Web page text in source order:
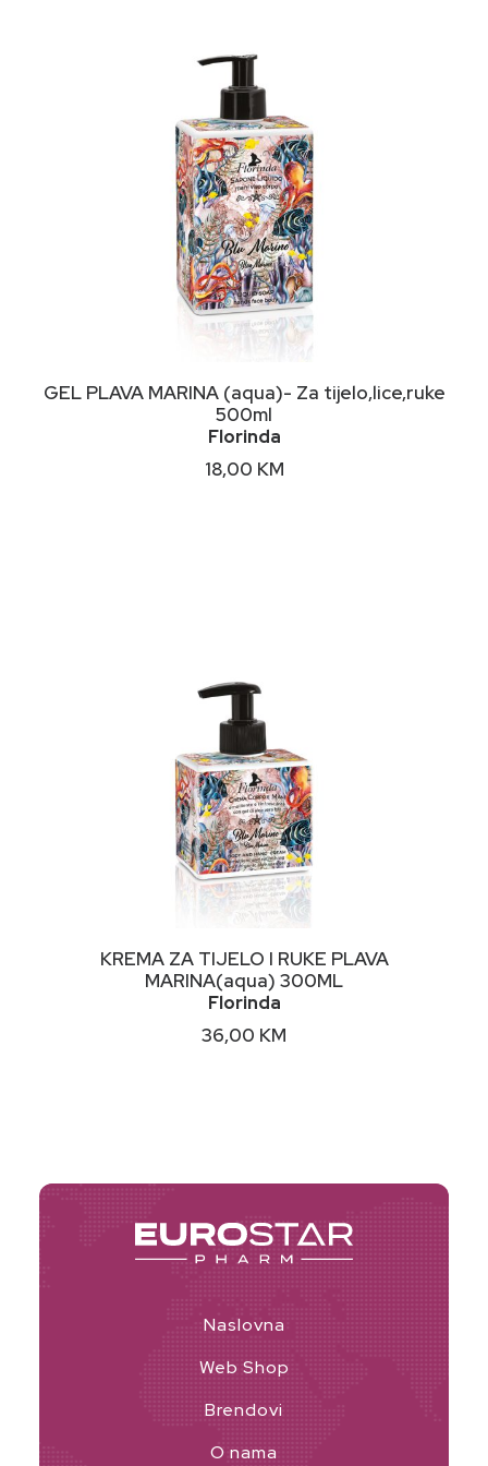
DODAJ U KORPU
GEL PLAVA MARINA (aqua)- Za tijelo,lice,ruke
500ml
Florinda
18,00 KM
DODAJ U KORPU
KREMA ZA TIJELO I RUKE PLAVA
MARINA(aqua) 300ML
Florinda
36,00 KM
Naslovna
Web Shop
Brendovi
O nama